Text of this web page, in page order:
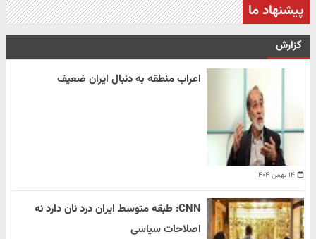
پیشنهاد ما
گزارش
۱۴ بهمن ۱۴۰۴
اعراب منطقه به دنبال ایران ضعیف
CNN: طبقه متوسط ایران درد نان دارد نه
اصلاحات سیاسی